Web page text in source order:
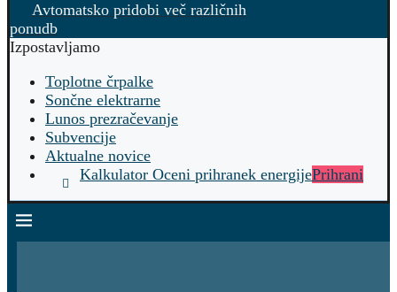
Avtomatsko pridobi več različnih
ponudb
Izpostavljamo
Toplotne črpalke
Sončne elektrarne
Lunos prezračevanje
Subvencije
Aktualne novice
Kalkulator Oceni prihranek energijePrihrani